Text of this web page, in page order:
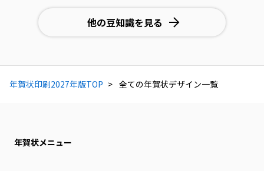
他の豆知識を見る
年賀状印刷2027年版TOP 全ての年賀状デザイン一覧
年賀状メニュー